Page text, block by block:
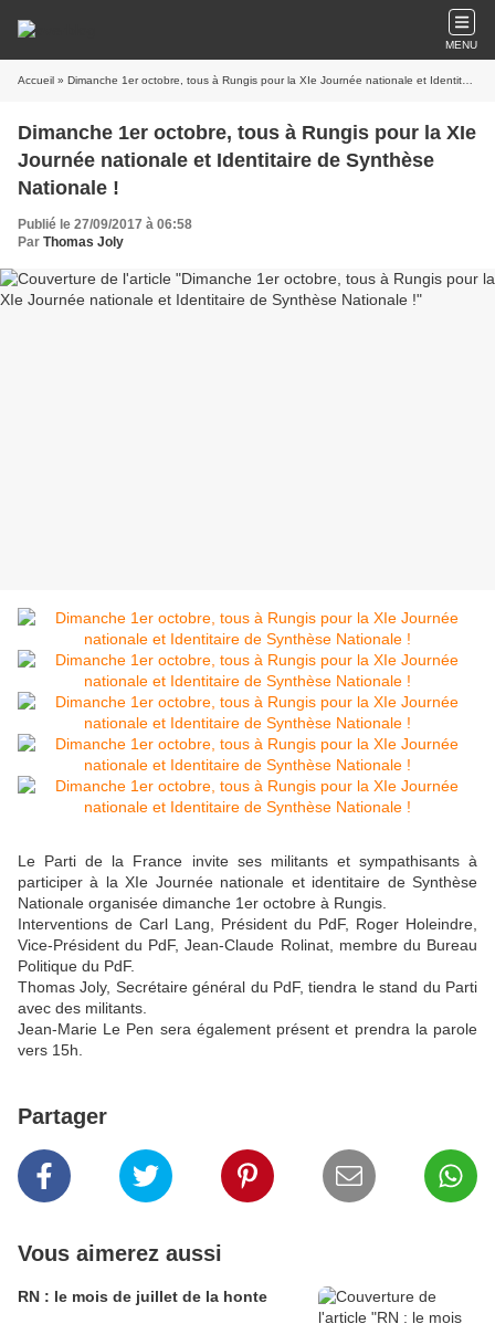
MENU
Accueil » Dimanche 1er octobre, tous à Rungis pour la XIe Journée nationale et Identitaire de Synthèse Nationale !
Dimanche 1er octobre, tous à Rungis pour la XIe
Journée nationale et Identitaire de Synthèse
Nationale !
Publié le 27/09/2017 à 06:58
Par Thomas Joly
Le Parti de la France invite ses militants et sympathisants à
participer à la XIe Journée nationale et identitaire de Synthèse
Nationale organisée dimanche 1er octobre à Rungis.
Interventions de Carl Lang, Président du PdF, Roger Holeindre,
Vice-Président du PdF, Jean-Claude Rolinat, membre du Bureau
Politique du PdF.
Thomas Joly, Secrétaire général du PdF, tiendra le stand du Parti
avec des militants.
Jean-Marie Le Pen sera également présent et prendra la parole
vers 15h.
Partager
Vous aimerez aussi
RN : le mois de juillet de la honte